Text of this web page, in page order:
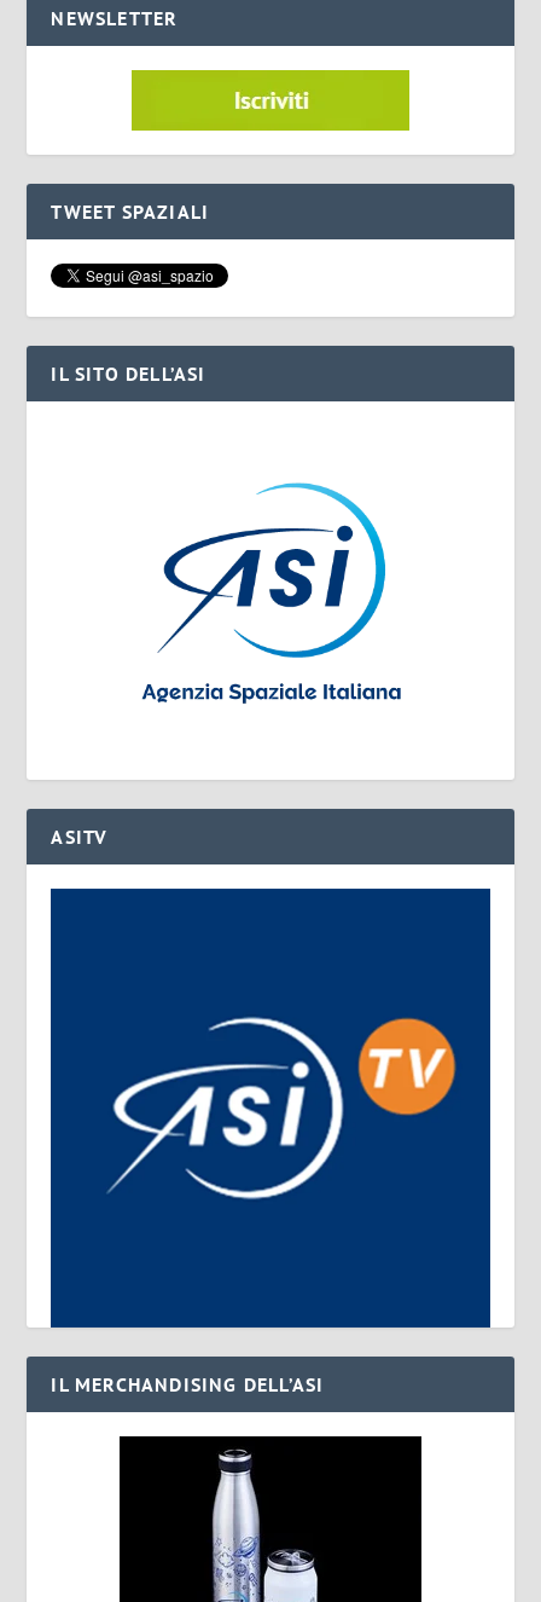
NEWSLETTER
TWEET SPAZIALI
IL SITO DELL’ASI
ASITV
IL MERCHANDISING DELL’ASI